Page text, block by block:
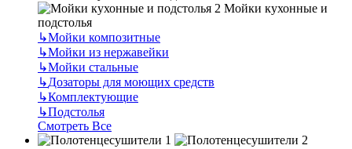
Мойки кухонные и
подстолья
↳Мойки композитные
↳Мойки из нержавейки
↳Мойки стальные
↳Дозаторы для моющих средств
↳Комплектующие
↳Подстолья
Смотреть Все